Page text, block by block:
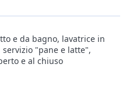
e da bagno, lavatrice in
"pane e latte",
e al chiuso